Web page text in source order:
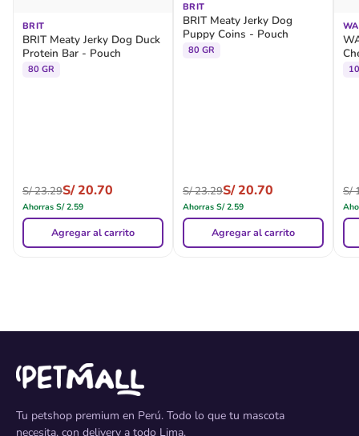
BRIT
BRIT Meaty Jerky Dog Duck
Protein Bar - Pouch
80 GR
S/23.29S/20.70
Ahorras S/2.59
Agregar al carrito
BRIT
BRIT Meaty Jerky Dog
Puppy Coins - Pouch
80 GR
S/23.29S/20.70
Ahorras S/2.59
Agregar al carrito
S/
Tu petshop premium en Perú. Todo lo que tu mascota
necesita, con delivery a todo Lima.